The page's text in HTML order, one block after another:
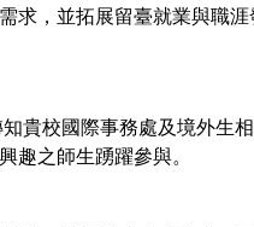
求，並拓展留臺就業與職涯
貴校國際事務處及境外生
趣之師生踴躍參與。